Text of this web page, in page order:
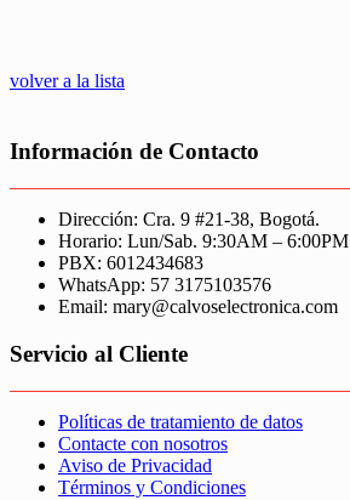
volver a la lista
Información de Contacto
Dirección: Cra. 9 #21-38, Bogotá.
Horario: Lun/Sab. 9:30AM – 6:00PM
PBX: 6012434683
WhatsApp: 57 3175103576
Email: mary@calvoselectronica.com
Servicio al Cliente
Políticas de tratamiento de datos
Contacte con nosotros
Aviso de Privacidad
Términos y Condiciones